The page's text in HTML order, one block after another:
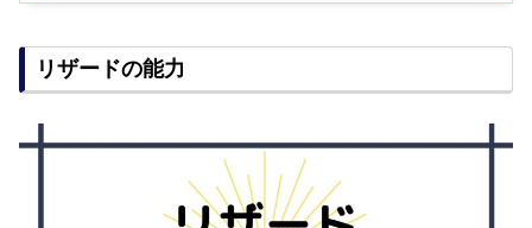
リザードの能力